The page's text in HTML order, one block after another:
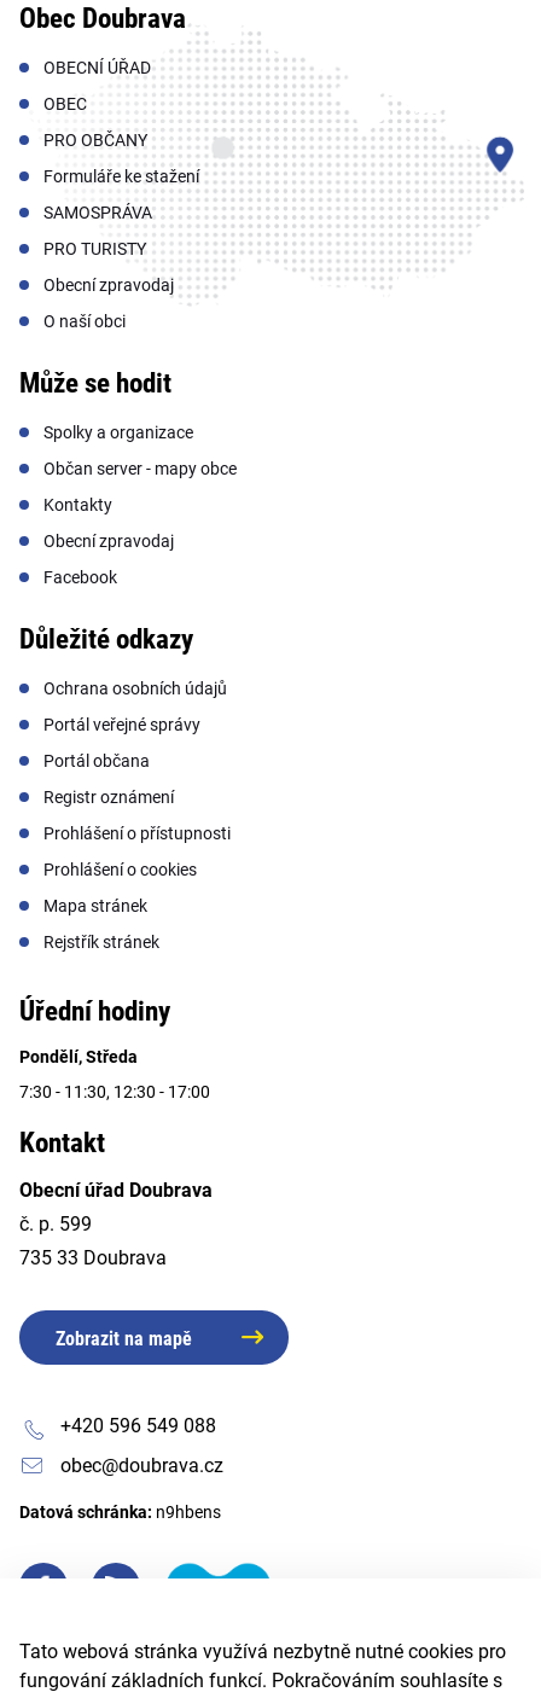
Tato webová stránka využívá nezbytně nutné cookies pro
fungování základních funkcí. Pokračováním souhlasíte s
Obec Doubrava
OBECNÍ ÚŘAD
OBEC
PRO OBČANY
Formuláře ke stažení
SAMOSPRÁVA
PRO TURISTY
Obecní zpravodaj
O naší obci
Může se hodit
Spolky a organizace
Občan server - mapy obce
Kontakty
Obecní zpravodaj
Facebook
Důležité odkazy
Ochrana osobních údajů
Portál veřejné správy
Portál občana
Registr oznámení
Prohlášení o přístupnosti
Prohlášení o cookies
Mapa stránek
Rejstřík stránek
Úřední hodiny
Pondělí, Středa
7:30 - 11:30, 12:30 - 17:00
Kontakt
Obecní úřad Doubrava
č. p. 599
735 33 Doubrava
Zobrazit na mapě
+420 596 549 088
obec@doubrava.cz
Datová schránka: n9hbens